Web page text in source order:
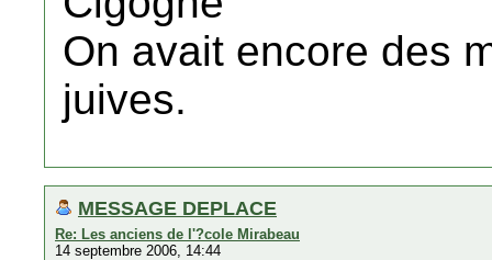
On avait encore des
juives.
MESSAGE DEPLACE
Re: Les anciens de l'?cole Mirabeau
14 septembre 2006, 14:44